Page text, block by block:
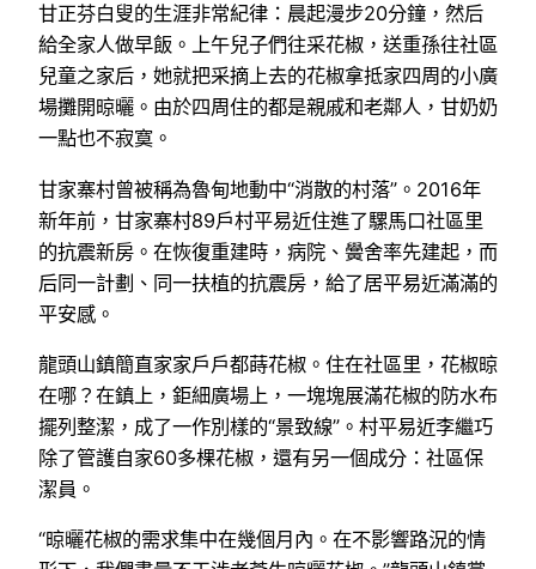
甘正芬白叟的生涯非常紀律：晨起漫步20分鐘，然后
給全家人做早飯。上午兒子們往采花椒，送重孫往社區
兒童之家后，她就把采摘上去的花椒拿抵家四周的小廣
場攤開晾曬。由於四周住的都是親戚和老鄰人，甘奶奶
一點也不寂寞。
甘家寨村曾被稱為魯甸地動中“消散的村落”。2016年
新年前，甘家寨村89戶村平易近住進了騾馬口社區里
的抗震新房。在恢復重建時，病院、黌舍率先建起，而
后同一計劃、同一扶植的抗震房，給了居平易近滿滿的
平安感。
龍頭山鎮簡直家家戶戶都蒔花椒。住在社區里，花椒晾
在哪？在鎮上，鉅細廣場上，一塊塊展滿花椒的防水布
擺列整潔，成了一作別樣的“景致線”。村平易近李繼巧
除了管護自家60多棵花椒，還有另一個成分：社區保
潔員。
“晾曬花椒的需求集中在幾個月內。在不影響路況的情